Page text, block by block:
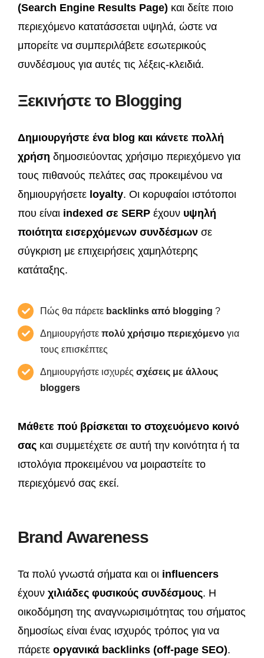
(Search Engine Results Page) και δείτε ποιο
περιεχόμενο κατατάσσεται υψηλά, ώστε να
μπορείτε να συμπεριλάβετε εσωτερικούς
συνδέσμους για αυτές τις λέξεις-κλειδιά.
Ξεκινήστε το Blogging
Δημιουργήστε ένα blog και κάνετε πολλή
χρήση δημοσιεύοντας χρήσιμο περιεχόμενο για
τους πιθανούς πελάτες σας προκειμένου να
δημιουργήσετε loyalty. Οι κορυφαίοι ιστότοποι
που είναι indexed σε SERPέχουν υψηλή
ποιότητα εισερχόμενων συνδέσμωνσε
σύγκριση με επιχειρήσεις χαμηλότερης
κατάταξης.
Πώς θα πάρετε backlinks από blogging ?
Δημιουργήστεπολύ χρήσιμο περιεχόμενο για
τους επισκέπτες
Δημιουργήστε ισχυρέςσχέσεις με άλλους
bloggers
Μάθετε πού βρίσκεται το στοχευόμενο κοινό
σας και συμμετέχετε σε αυτή την κοινότητα ή τα
ιστολόγια προκειμένου να μοιραστείτε το
περιεχόμενό σας εκεί.
Brand Awareness
Τα πολύ γνωστά σήματα και οι influencers
έχουν χιλιάδες φυσικούς συνδέσμους. Η
οικοδόμηση της αναγνωρισιμότητας του σήματος
δημοσίως είναι ένας ισχυρός τρόπος για να
πάρετε οργανικά backlinks (off-page SEO).